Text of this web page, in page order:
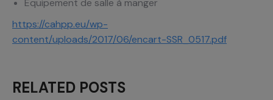
https://cahpp.eu/wp-
content/uploads/2017/06/encart-SSR_0517.pdf
RELATED POSTS